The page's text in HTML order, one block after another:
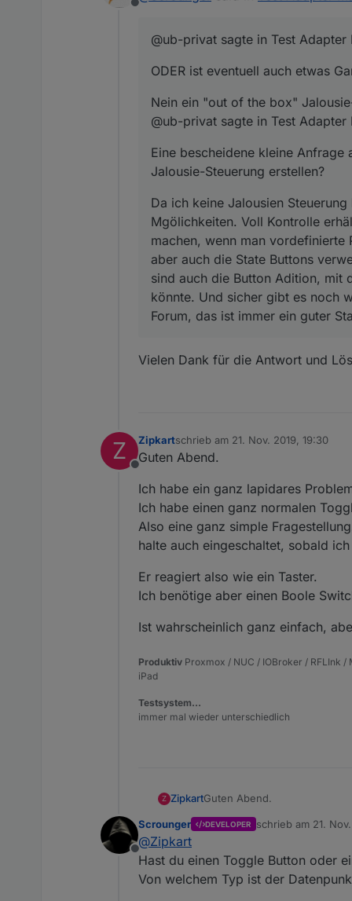
Nein ein "out of the box"
@ub-privat sagte in Test
Eine bescheidene
Jalousie-Steuerung
Mgölichkeiten. Voll
man vordefinierte
Buttons verwenden und
Lösungen, such am
Ideen für die visuelle
Welche Version ist bei dir
du nicht die aktuelle
Habe 4 Linien in
wenn ich in der
welche Linie angezeigt
Wenn z.B. alle
Hab mal deine beiden
und danach zeigt er
einige min bis etwas
Du hast die Datenpunkte
Hast du die Anzahl der
Offline
@ub-privat sagte in Test
ODER ist eventuell auch etwas
Nein ein "out of the box"
@ub-privat sagte in Test
Eine bescheidene kleine
Jalousie-Steuerung erstellen?
Da ich keine Jalousien
Mgölichkeiten. Voll Kontrolle
machen, wenn man
aber auch die State Buttons
sind auch die Button Adition, mit
könnte. Und sicher gibt es noch
Forum, das ist immer ein guter
Vielen Dank für die Antwort und
Z
Offline
Zipkartschrieb am 21. Nov. 2019, 19:30
zuletzt editiert von
Guten Abend.
Ich habe ein ganz lapidares
Ich habe einen ganz normalen
Also eine ganz simple
halte auch eingeschaltet, sobald
Er reagiert also wie ein Taster.
Ich benötige aber einen Boole
Ist wahrscheinlich ganz einfach,
Produktiv Proxmox / NUC / IOBroker / RFLInk
iPad
Testsystem…
immer mal wieder unterschiedlich
Z ZipkartGuten Abend.
Ich habe ein ganz lapidares
ganz simple Fragestellung.
eingeschaltet, sobald ich
Er reagiert also wie ein Taster.
Ich benötige aber einen
Ist wahrscheinlich ganz
Offline
Scrounger DEVELOPER schrieb am 21.
zuletzt editiert von
@Zipkart
Hast du einen Toggle Button oder
Von welchem Typ ist der